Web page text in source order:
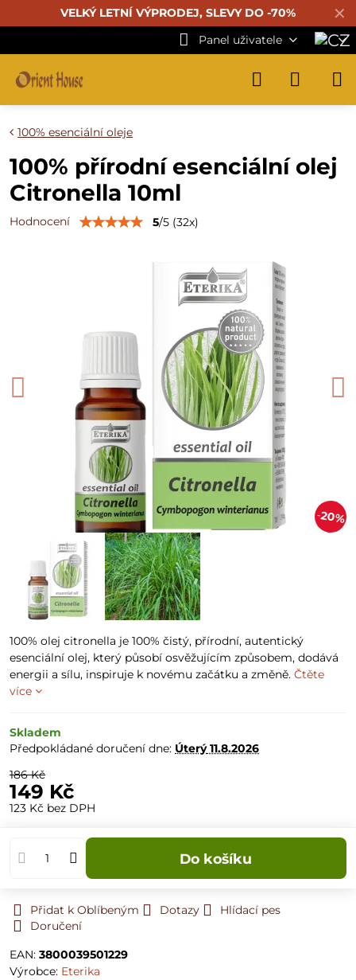
✕
VELKÝ LETNÍ VÝPRODEJ, SLEVY DO -70%
Panel uživatele
20%
100% esenciální oleje
100% přírodní esenciální olej
Citronella 10ml
Hodnocení 5/5 (32x)
100% olej citronella je 100% čistý, přírodní, autentický
esenciální olej, který působí osvěžujícím způsobem, dodává
energii a sílu, inspiruje k novému začátku a změně. Čtěte
více
Skladem
Předpokládané doručení dne: Úterý11.8.2026
186 Kč
149 Kč
123 Kč bez DPH
Do košíku
Přidat k Oblíbeným Dotazy
Hlídací pes
Doručení
EAN: 3800039501229
Výrobce: Eterika